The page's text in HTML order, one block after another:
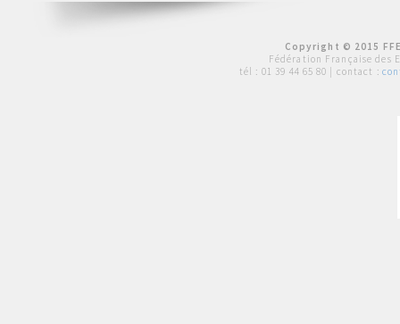
Copyright © 2015
Fédération Française des
tél : 01 39 44 65 80 | contact :